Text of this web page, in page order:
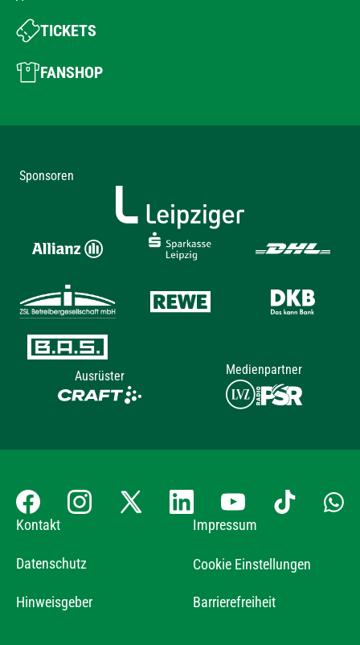
TICKETS
FANSHOP
Sponsoren
Ausrüster Medienpartner
Kontakt Impressum
Datenschutz Cookie Einstellungen
Hinweisgeber Barrierefreiheit